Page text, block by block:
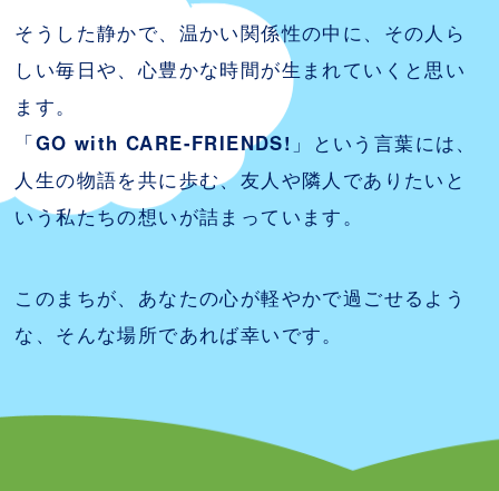
そうした静かで、温かい関係性の中に、その人ら
しい毎日や、心豊かな時間が生まれていくと思い
ます。
「GO with CARE-FRIENDS! 」という言葉には、
人生の物語を共に歩む、友人や隣人でありたいと
いう私たちの想いが詰まっています。
このまちが、あなたの心が軽やかで過ごせるよう
な、そんな場所であれば幸いです。